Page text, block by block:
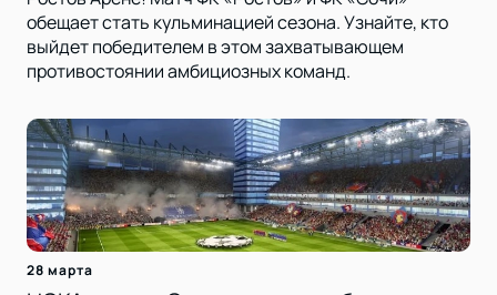
обещает стать кульминацией сезона. Узнайте, кто
выйдет победителем в этом захватывающем
противостоянии амбициозных команд.
28 марта